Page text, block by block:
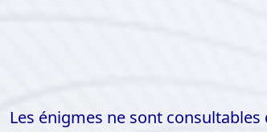
Les énigmes ne sont